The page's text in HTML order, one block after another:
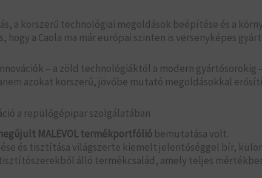
a korszerű technológiai megoldások beépítése és a
a Caola ma már európai szinten is versenyképes
– a zöld technológiáktól a modern
azokat korszerű, jövőbe mutató megoldásokkal
a repülőgépipar szolgálatában
MALEVOL termékportfólió bemutatása volt.
és tisztítása világszerte kiemelt jelentőséggel bír,
tisztítószerekből álló termékcsalád, amely teljes